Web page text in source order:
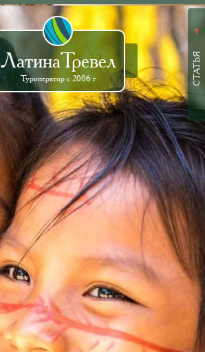
ЛатинаТревел
Туроператор с 2006 г
➜
СТАТЬЯ